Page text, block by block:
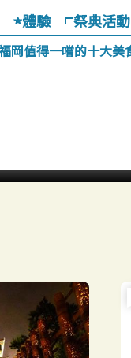
體驗 祭典活動
岡值得一嚐的十大美